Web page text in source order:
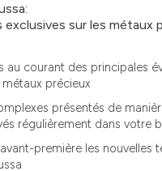
sur les métaux
au courant des principales
précieux
présentés de
régulièrement dans votre
première les nouvelles